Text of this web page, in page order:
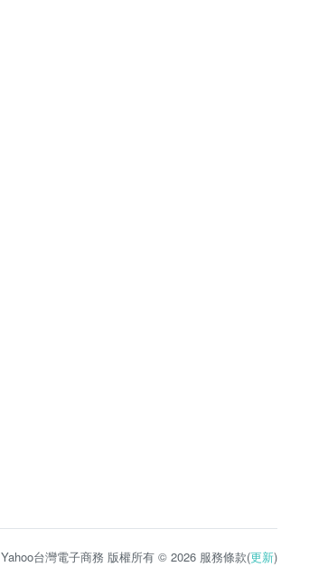
Yahoo台灣電子商務 版權所有 © 2026 服務條款(更新)